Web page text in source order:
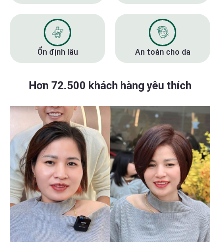
Ổn định lâu An toàn cho da
Hơn 72.500 khách hàng yêu thích